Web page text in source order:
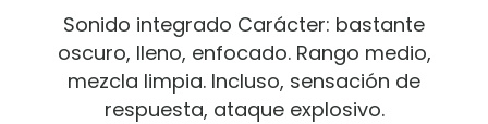
Sonido integrado Carácter: bastante
oscuro, lleno, enfocado. Rango medio,
mezcla limpia. Incluso, sensación de
respuesta, ataque explosivo.